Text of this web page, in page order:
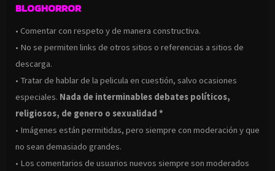
BLOGHORROR
• Comentar con respeto y de manera constructiva.
• No se permiten links de otros sitios o referencias a sitios de
descarga.
• Tratar de hablar de la pelicula en cuestión, salvo ocasiones
especiales. Nada de interminables debates políticos,
religiosos, de genero o sexualidad *
• Imágenes están permitidas, pero siempre con moderación y que
no sean demasiado grandes.
• Los comentarios de usuarios nuevos siempre son moderados